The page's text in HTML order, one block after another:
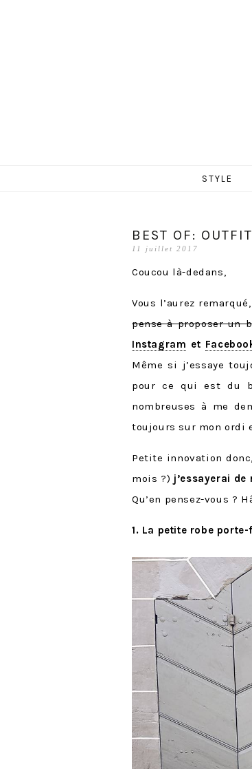
STYLE
BEST OF:
11 juillet 2017
Coucou là-dedans,
Vous l’aurez
pense à proposer un
Instagram et
Même si j’essaye
pour ce qui est du
nombreuses à me
toujours sur mon ordi
Petite innovation
mois ?) j’essayerai
Qu’en pensez-vous ?
1. La petite robe